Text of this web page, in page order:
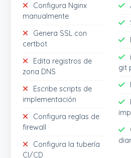
Configura Nginx
manualmente
Genera SSL con
certbot
Edita registros de
zona DNS
Escribe scripts de
implementación
Configura reglas de
firewall
Configura la tubería
CI/CD
git